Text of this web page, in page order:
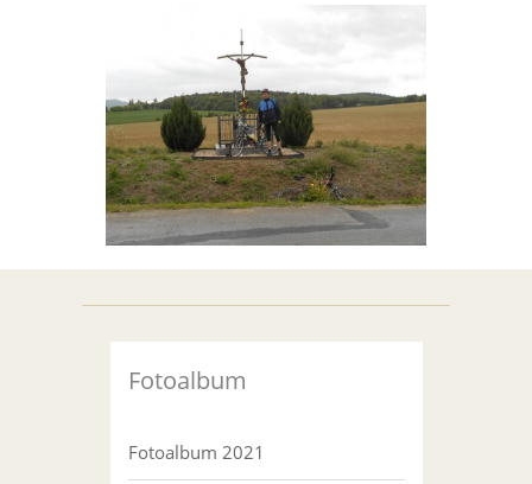
Fotoalbum
Fotoalbum 2021